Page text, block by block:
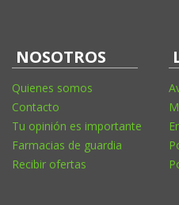
NOSOTROS
Quienes somos
Contacto
Tu opinión es importante
Farmacias de guardia
Recibir ofertas